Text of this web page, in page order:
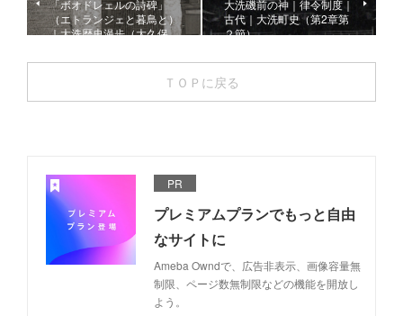
「ボオドレェルの詩碑」
（エトランジェと暮鳥と）
｜大洗歴史漫歩（大久保…
大洗磯前の神｜律令制度｜
古代｜大洗町史（第2章第
２節）
ＴＯＰに戻る
PR
プレミアムプランでもっと自由
なサイトに
Ameba Owndで、広告非表示、画像容量無
制限、ページ数無制限などの機能を開放し
よう。